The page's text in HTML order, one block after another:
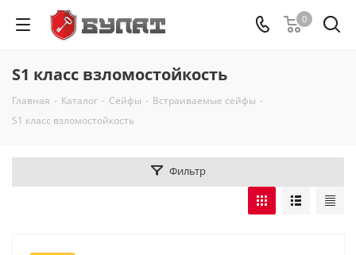
0
S1 класс взломостойкость
Главная - Каталог - Сейфы - Встраиваемые сейфы -
S1 класс взломостойкость
Фильтр